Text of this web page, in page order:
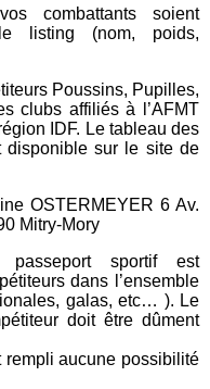
combattants soient
listing (nom, poids,
Poussins, Pupilles,
clubs affiliés à l’AFMT
IDF. Le tableau des
disponible sur le site de
OSTERMEYER 6 Av.
Mitry-Mory
sportif est
dans l’ensemble
galas, etc… ). Le
doit être dûment
rempli aucune possibilité